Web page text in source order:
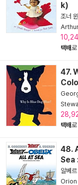
k)
조너
택배
47.
택배
48.
Sea
알베
Orion